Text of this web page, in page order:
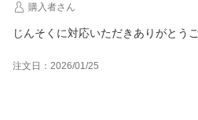
購入者さん
じんそくに対応いただきありがとう
注文日：2026/01/25